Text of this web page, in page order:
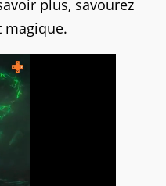
plus, savourez
magique.